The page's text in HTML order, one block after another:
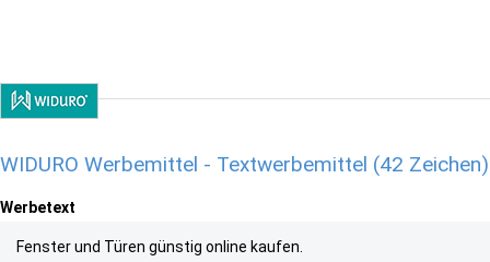
WIDURO Werbemittel - Textwerbemittel (42 Zeichen)
Werbetext
Fenster und Türen günstig online kaufen.